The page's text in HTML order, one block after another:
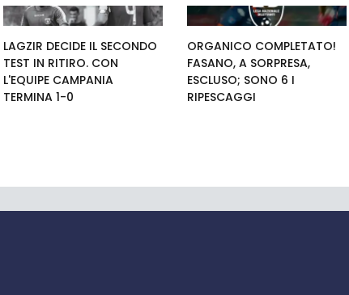
LAGZIR DECIDE IL SECONDO
TEST IN RITIRO. CON
L'EQUIPE CAMPANIA
TERMINA 1-0
ORGANICO COMPLETATO!
FASANO, A SORPRESA,
ESCLUSO; SONO 6 I
RIPESCAGGI